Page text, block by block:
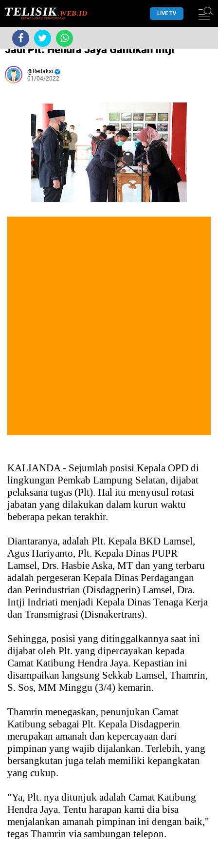
LIVE TV
›Tanpa label ›
Jadi Plt. Hendra Jaya Gantikan Intji
Redaksi
01/04/2022
KALIANDA - Sejumlah posisi Kepala OPD di
lingkungan Pemkab Lampung Selatan, dijabat
pelaksana tugas (Plt). Hal itu menyusul rotasi
jabatan yang dilakukan dalam kurun waktu
beberapa pekan terakhir.
Diantaranya, adalah Plt. Kepala BKD Lamsel,
Agus Hariyanto, Plt. Kepala Dinas PUPR
Lamsel, Drs. Hasbie Aska, MT dan yang terbaru
adalah pergeseran Kepala Dinas Perdagangan
dan Perindustrian (Disdagperin) Lamsel, Dra.
Intji Indriati menjadi Kepala Dinas Tenaga Kerja
dan Transmigrasi (Disnakertrans).
Sehingga, posisi yang ditinggalkannya saat ini
dijabat oleh Plt. yang dipercayakan kepada
Camat Katibung Hendra Jaya. Kepastian ini
disampaikan langsung Sekkab Lamsel, Thamrin,
S. Sos, MM Minggu (3/4) kemarin.
Thamrin menegaskan, penunjukan Camat
Katibung sebagai Plt. Kepala Disdagperin
merupakan amanah dan kepercayaan dari
pimpinan yang wajib dijalankan. Terlebih, yang
bersangkutan juga telah memiliki kepangkatan
yang cukup.
"Ya, Plt. nya ditunjuk adalah Camat Katibung
Hendra Jaya. Tentu harapan kami dia bisa
menjalankan amanah pimpinan ini dengan baik,"
tegas Thamrin via sambungan telepon.